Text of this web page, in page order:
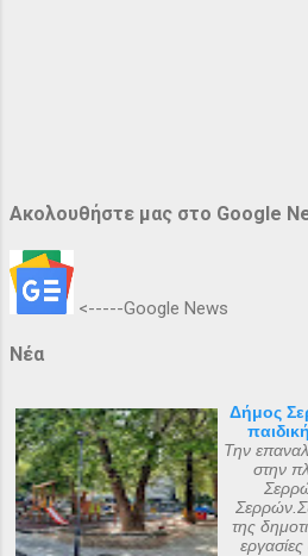
Ακολουθήστε μας στο Google
<-----Google News
Νέα
Δήμος
Την
στην
της